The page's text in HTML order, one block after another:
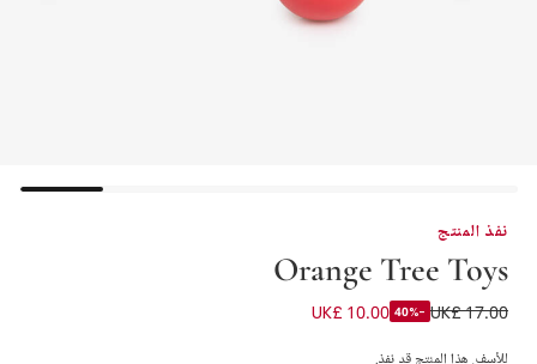
نفذ المنتج
Orange Tree Toys
لعبة سكيتلز خشبية حراس لندن (9 سم)
UK£ 17.00
-40%
UK£ 10.00
للأسف, هذا المنتج قد نفذ.